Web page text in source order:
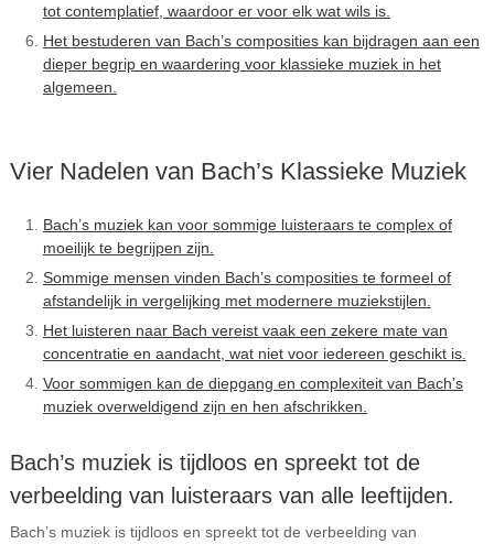
tot contemplatief, waardoor er voor elk wat wils is.
Het bestuderen van Bach’s composities kan bijdragen aan een
dieper begrip en waardering voor klassieke muziek in het
algemeen.
Vier Nadelen van Bach’s Klassieke Muziek
Bach’s muziek kan voor sommige luisteraars te complex of
moeilijk te begrijpen zijn.
Sommige mensen vinden Bach’s composities te formeel of
afstandelijk in vergelijking met modernere muziekstijlen.
Het luisteren naar Bach vereist vaak een zekere mate van
concentratie en aandacht, wat niet voor iedereen geschikt is.
Voor sommigen kan de diepgang en complexiteit van Bach’s
muziek overweldigend zijn en hen afschrikken.
Bach’s muziek is tijdloos en spreekt tot de
verbeelding van luisteraars van alle leeftijden.
Bach’s muziek is tijdloos en spreekt tot de verbeelding van